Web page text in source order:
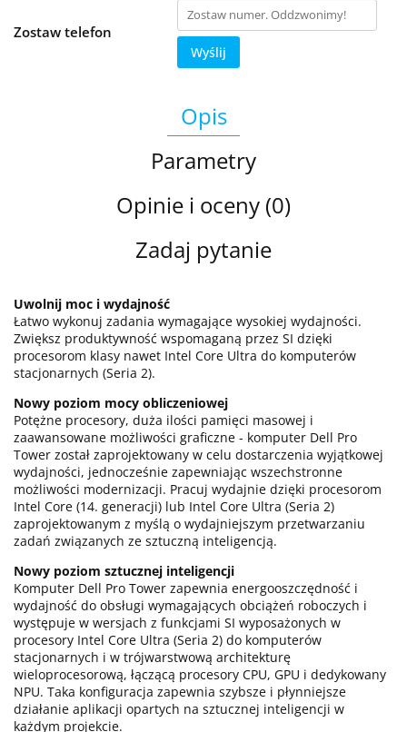
Zostaw telefon
Wyślij
Opis
Parametry
Opinie i oceny (0)
Zadaj pytanie
Uwolnij moc i wydajność
Łatwo wykonuj zadania wymagające wysokiej wydajności.
Zwiększ produktywność wspomaganą przez SI dzięki
procesorom klasy nawet Intel Core Ultra do komputerów
stacjonarnych (Seria 2).
Nowy poziom mocy obliczeniowej
Potężne procesory, duża ilości pamięci masowej i
zaawansowane możliwości graficzne - komputer Dell Pro
Tower został zaprojektowany w celu dostarczenia wyjątkowej
wydajności, jednocześnie zapewniając wszechstronne
możliwości modernizacji. Pracuj wydajnie dzięki procesorom
Intel Core (14. generacji) lub Intel Core Ultra (Seria 2)
zaprojektowanym z myślą o wydajniejszym przetwarzaniu
zadań związanych ze sztuczną inteligencją.
Nowy poziom sztucznej inteligencji
Komputer Dell Pro Tower zapewnia energooszczędność i
wydajność do obsługi wymagających obciążeń roboczych i
występuje w wersjach z funkcjami SI wyposażonych w
procesory Intel Core Ultra (Seria 2) do komputerów
stacjonarnych i w trójwarstwową architekturę
wieloprocesorową, łączącą procesory CPU, GPU i dedykowany
NPU. Taka konfiguracja zapewnia szybsze i płynniejsze
działanie aplikacji opartych na sztucznej inteligencji w
każdym projekcie.